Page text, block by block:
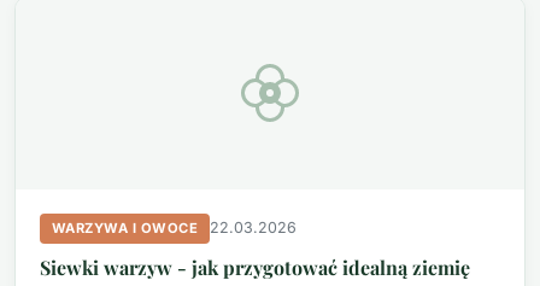
WARZYWA I OWOCE 22.03.2026
Siewki warzyw - jak przygotować idealną ziemię